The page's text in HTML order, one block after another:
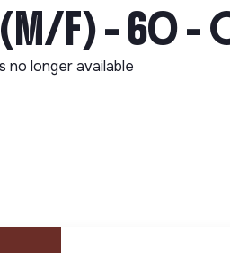
F) - 60 -
no longer available